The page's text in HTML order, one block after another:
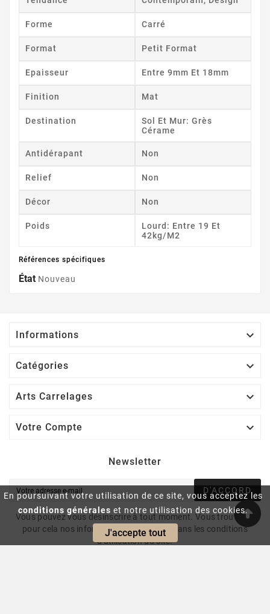
En poursuivant votre utilisation de ce site, vous acceptez les
conditions générales et notre utilisation des cookies.
J'accepte tout
Forme Carré
Format Petit Format
Epaisseur Entre 9mm Et 18mm
Finition Mat
Destination
Sol Et Mur: Grès
Cérame
Antidérapant Non
Relief Non
Décor Non
Poids
Lourd: Entre 19 Et
42kg/m2
Références spécifiques
État Nouveau
Informations 
Catégories 
Arts Carrelages 
Votre Compte 
Newsletter
D'ACCORD
Vous pouvez vous désinscrire à tout moment. Vous trouverez
pour cela nos informations de contact dans les conditions
d'utilisation du site.